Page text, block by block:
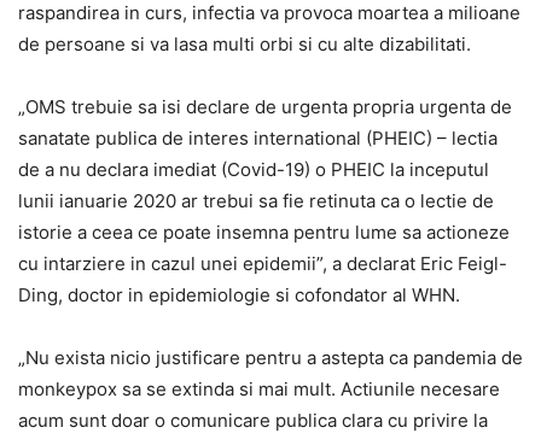
raspandirea in curs, infectia va provoca moartea a milioane
de persoane si va lasa multi orbi si cu alte dizabilitati.
„OMS trebuie sa isi declare de urgenta propria urgenta de
sanatate publica de interes international (PHEIC) – lectia
de a nu declara imediat (Covid-19) o PHEIC la inceputul
lunii ianuarie 2020 ar trebui sa fie retinuta ca o lectie de
istorie a ceea ce poate insemna pentru lume sa actioneze
cu intarziere in cazul unei epidemii”, a declarat Eric Feigl-
Ding, doctor in epidemiologie si cofondator al WHN.
„Nu exista nicio justificare pentru a astepta ca pandemia de
monkeypox sa se extinda si mai mult. Actiunile necesare
acum sunt doar o comunicare publica clara cu privire la